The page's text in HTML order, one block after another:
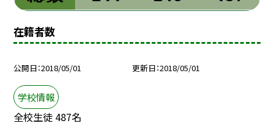
在籍者数
公開日 2018/05/01 更新日 2018/05/01
学校情報
全校生徒 487名